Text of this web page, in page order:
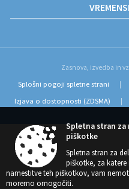
Zasnova, izvedba in
Splošni pogoji spletne strani |
Izjava o dostopnosti (ZDSMA) |
Spletna stran
piškotke
Spletna stran za
piškotke, za
namestitve teh piškotkov, vam
moremo omogočiti.